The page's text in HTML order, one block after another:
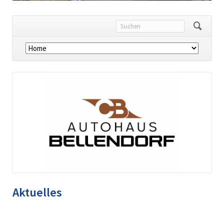
Navigation
überspringen
Aktuelles